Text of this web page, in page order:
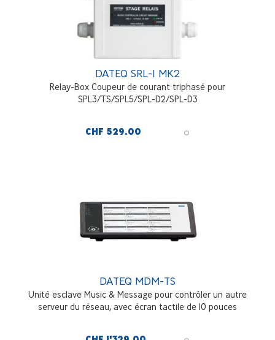
DATEQ SRL-1 MK2
Relay-Box Coupeur de courant triphasé pour
SPL3/TS/SPL5/SPL-D2/SPL-D3
CHF 529.00
DATEQ MDM-TS
Unité esclave Music & Message pour contrôler un autre
serveur du réseau, avec écran tactile de 10 pouces